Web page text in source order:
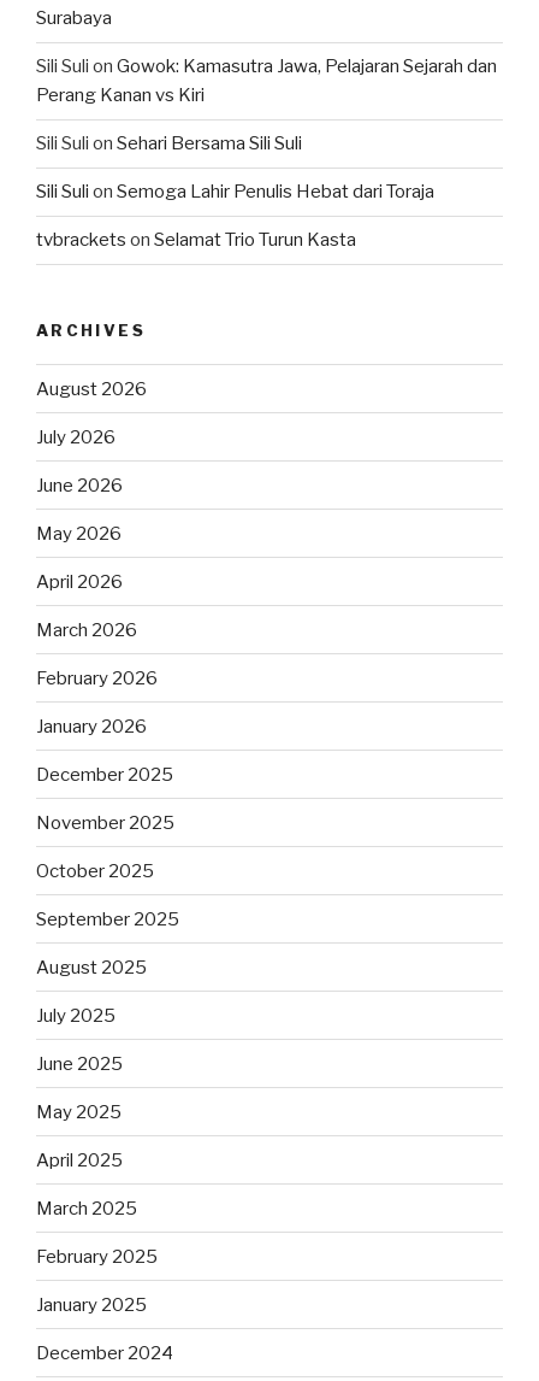
Surabaya
Sili Suli on Gowok: Kamasutra Jawa, Pelajaran Sejarah dan
Perang Kanan vs Kiri
Sili Suli on Sehari Bersama Sili Suli
Sili Suli on Semoga Lahir Penulis Hebat dari Toraja
tvbrackets on Selamat Trio Turun Kasta
ARCHIVES
August 2026
July 2026
June 2026
May 2026
April 2026
March 2026
February 2026
January 2026
December 2025
November 2025
October 2025
September 2025
August 2025
July 2025
June 2025
May 2025
April 2025
March 2025
February 2025
January 2025
December 2024